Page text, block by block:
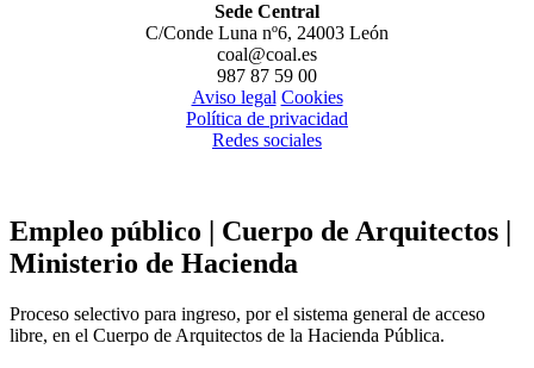
Sede Central
C/Conde Luna nº6, 24003 León
coal@coal.es
987 87 59 00
Aviso legal Cookies
Política de privacidad
Redes sociales
Empleo público | Cuerpo de Arquitectos |
Ministerio de Hacienda
Proceso selectivo para ingreso, por el sistema general de acceso
libre, en el Cuerpo de Arquitectos de la Hacienda Pública.